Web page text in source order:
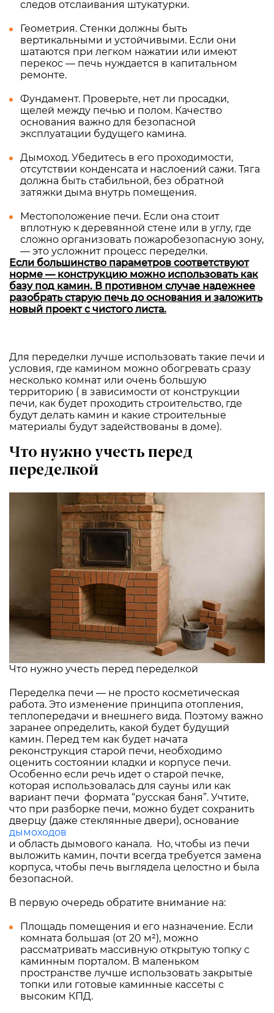
следов отслаивания штукатурки.
Геометрия. Стенки должны быть
вертикальными и устойчивыми. Если они
шатаются при легком нажатии или имеют
перекос — печь нуждается в капитальном
ремонте.
Фундамент. Проверьте, нет ли просадки,
щелей между печью и полом. Качество
основания важно для безопасной
эксплуатации будущего камина.
Дымоход. Убедитесь в его проходимости,
отсутствии конденсата и наслоений сажи. Тяга
должна быть стабильной, без обратной
затяжки дыма внутрь помещения.
Местоположение печи. Если она стоит
вплотную к деревянной стене или в углу, где
сложно организовать пожаробезопасную зону,
— это усложнит процесс переделки.
Если большинство параметров соответствуют
норме — конструкцию можно использовать как
базу под камин. В противном случае надежнее
разобрать старую печь до основания и заложить
новый проект с чистого листа.
Для переделки лучше использовать такие печи и
условия, где камином можно обогревать сразу
несколько комнат или очень большую
территорию ( в зависимости от конструкции
печи, как будет проходить строительство, где
будут делать камин и какие строительные
материалы будут задействованы в доме).
Что нужно учесть перед
переделкой
Что нужно учесть перед переделкой
Переделка печи — не просто косметическая
работа. Это изменение принципа отопления,
теплопередачи и внешнего вида. Поэтому важно
заранее определить, какой будет будущий
камин. Перед тем как будет начата
реконструкция старой печи, необходимо
оценить состоянии кладки и корпусе печи.
Особенно если речь идет о старой печке,
которая использовалась для сауны или как
вариант печи формата “русская баня”. Учтите,
что при разборке печи, можно будет сохранить
дверцу (даже стеклянные двери), основание
дымоходов
и область дымового канала. Но, чтобы из печи
выложить камин, почти всегда требуется замена
корпуса, чтобы печь выглядела целостно и была
безопасной.
В первую очередь обратите внимание на:
Площадь помещения и его назначение. Если
комната большая (от 20 м²), можно
рассматривать массивную открытую топку с
каминным порталом. В маленьком
пространстве лучше использовать закрытые
топки или готовые каминные кассеты с
высоким КПД.